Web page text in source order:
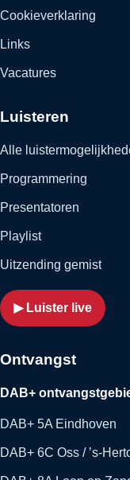
Cookieverklaring
Links
Vacatures
Luisteren
Alle
Programmering
Presentatoren
Playlist
Uitzending gemist
▶ Luister live
Ontvangst
DAB+
DAB+ 5A Eindhoven
DAB+ 6C Oss / ’s-